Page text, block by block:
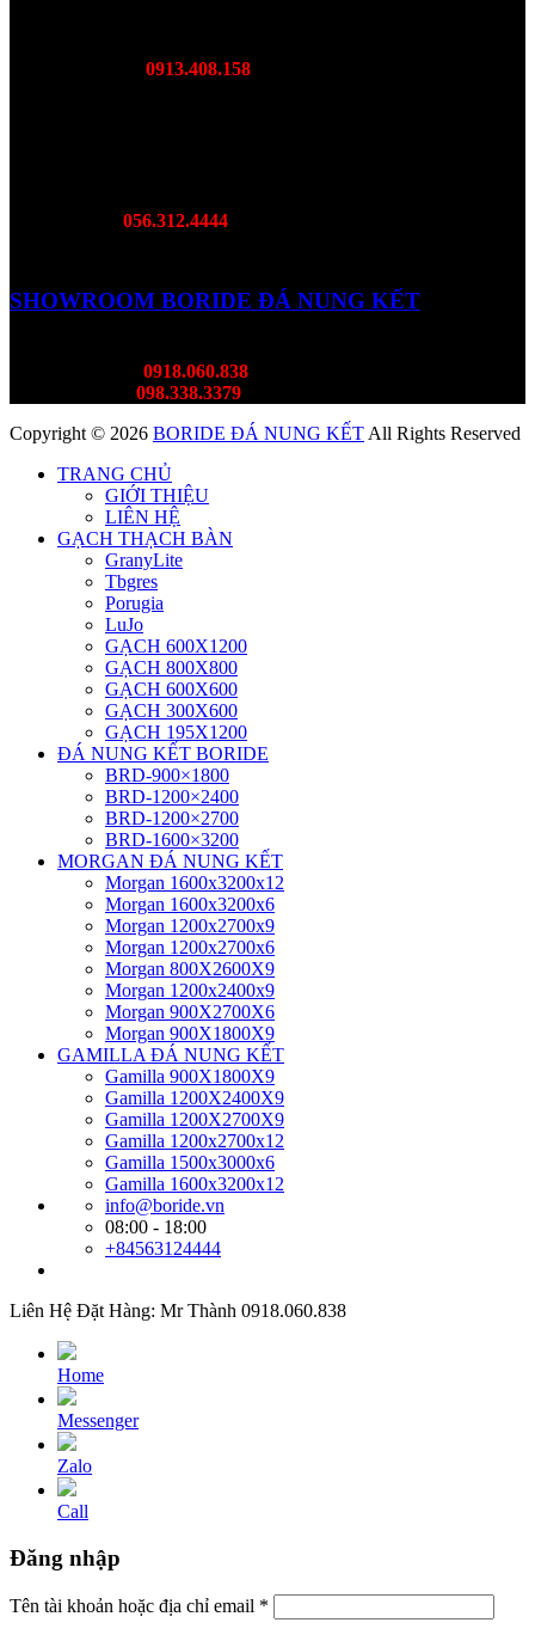
0913.408.158
056.312.4444
SHOWROOM BORIDE ĐÁ NUNG KẾT
0918.060.838
098.338.3379
Copyright © 2026 BORIDE ĐÁ NUNG KẾT All Rights Reserved
TRANG CHỦ
GIỚI THIỆU
LIÊN HỆ
GẠCH THẠCH BÀN
GranyLite
Tbgres
Porugia
LuJo
GẠCH 600X1200
GẠCH 800X800
GẠCH 600X600
GẠCH 300X600
GẠCH 195X1200
ĐÁ NUNG KẾT BORIDE
BRD-900×1800
BRD-1200×2400
BRD-1200×2700
BRD-1600×3200
MORGAN ĐÁ NUNG KẾT
Morgan 1600x3200x12
Morgan 1600x3200x6
Morgan 1200x2700x9
Morgan 1200x2700x6
Morgan 800X2600X9
Morgan 1200x2400x9
Morgan 900X2700X6
Morgan 900X1800X9
GAMILLA ĐÁ NUNG KẾT
Gamilla 900X1800X9
Gamilla 1200X2400X9
Gamilla 1200X2700X9
Gamilla 1200x2700x12
Gamilla 1500x3000x6
Gamilla 1600x3200x12
info@boride.vn
08:00 - 18:00
+84563124444
Liên Hệ Đặt Hàng: Mr Thành 0918.060.838
Home
Messenger
Zalo
Call
Đăng nhập
Tên tài khoản hoặc địa chỉ email *